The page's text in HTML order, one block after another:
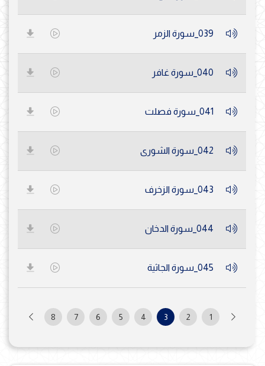
039_سورة الزمر
040_سورة غافر
041_سورة فصلت
042_سورة الشورى
043_سورة الزخرف
044_سورة الدخان
045_سورة الجاثية
1
2
3
4
5
6
7
8